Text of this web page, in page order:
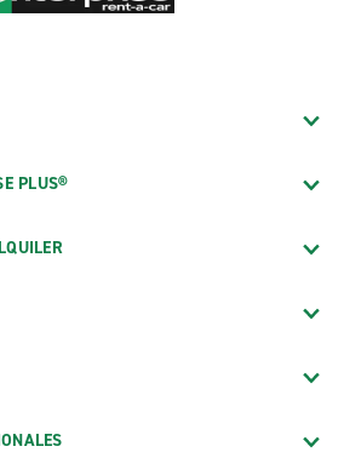
PLUS®